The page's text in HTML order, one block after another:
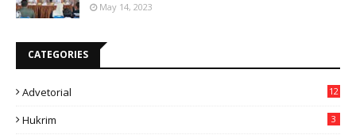
May 14, 2023
CATEGORIES
Advetorial 12
Hukrim 3